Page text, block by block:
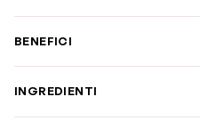
BENEFICI
INGREDIENTI